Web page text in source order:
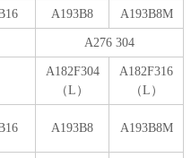
A193B8 A193B8M
A276 304
A182F304
（L）
A182F316
（L）
A193B8 A193B8M